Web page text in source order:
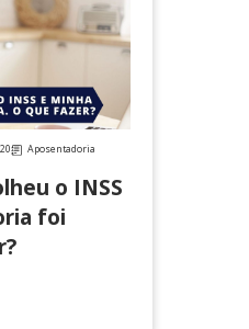
Aposentadoria
o INSS
foi